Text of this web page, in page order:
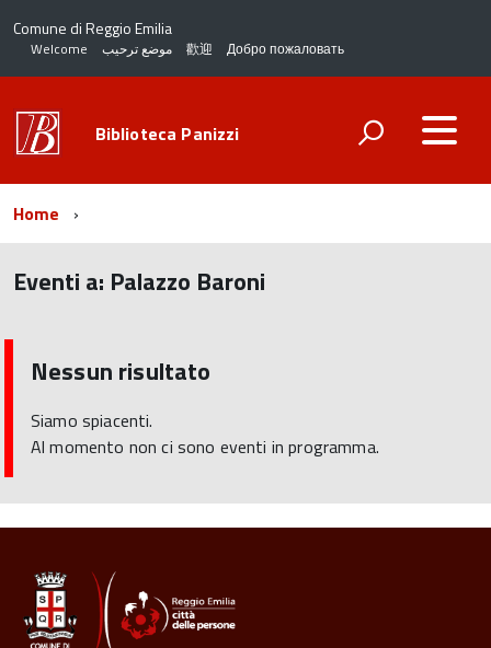
Comune di Reggio Emilia
Welcome موضع ترحيب 歡迎 Добро пожаловать
Biblioteca Panizzi
Home
Eventi a: Palazzo Baroni
Nessun risultato
Siamo spiacenti.
Al momento non ci sono eventi in programma.
all'inizio
contenuto